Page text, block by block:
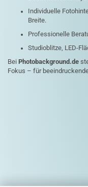
Individuelle
Breite.
Professionelle
Studioblitze, LED-
Bei Photobackground.de
Fokus – für